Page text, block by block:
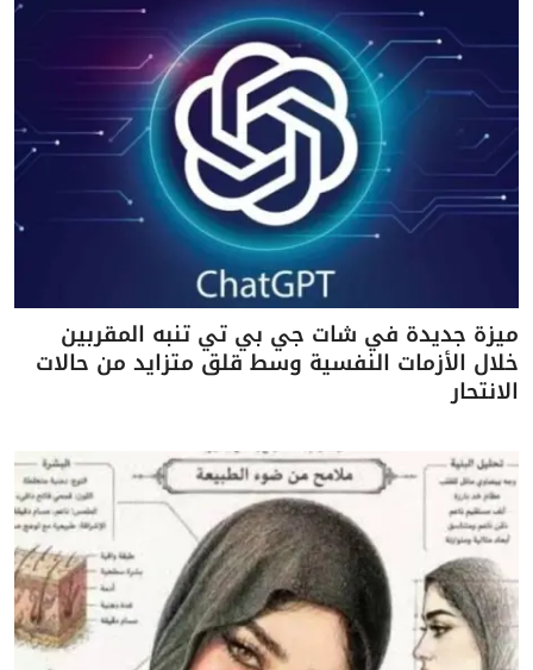
ميزة جديدة في شات جي بي تي تنبه المقربين
خلال الأزمات النفسية وسط قلق متزايد من حالات
الانتحار